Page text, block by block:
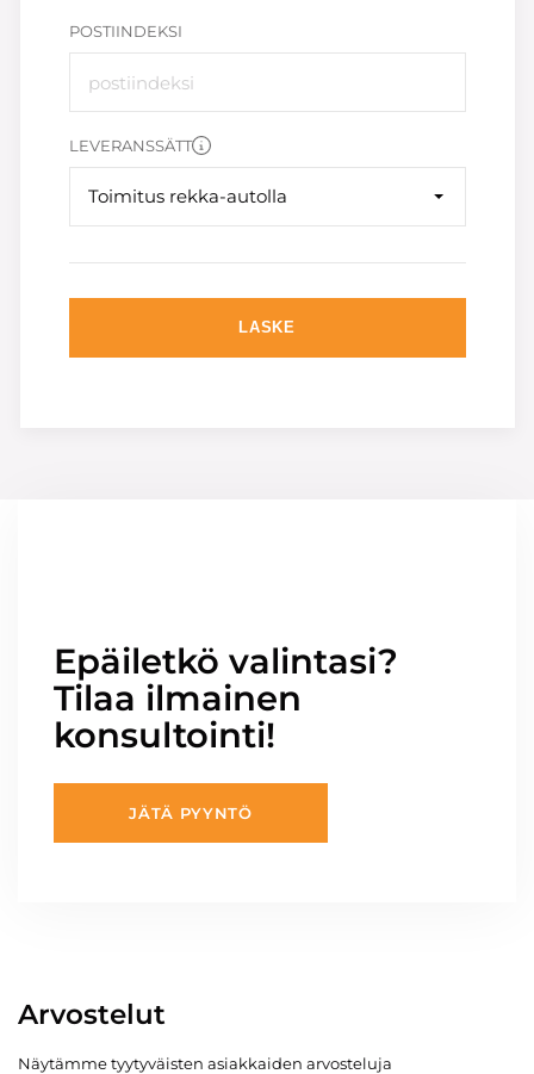
POSTIINDEKSI
LEVERANSSÄTT
Toimitus rekka-autolla
LASKE
Epäiletkö valintasi?
Tilaa ilmainen
konsultointi!
JÄTÄ PYYNTÖ
Arvostelut
Näytämme tyytyväisten asiakkaiden arvosteluja